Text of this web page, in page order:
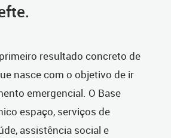
resultado concreto de
nasce com o objetivo de ir
emergencial. O Base
espaço, serviços de
assistência social e